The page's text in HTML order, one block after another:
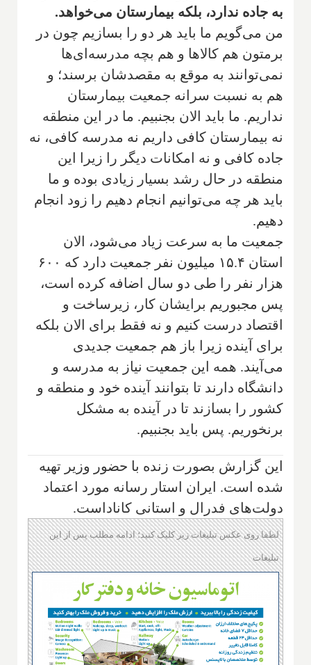
به جاده ندارد، بلکه بیمارستان می‌خواهد.
من می‌گویم ما باید هر دو را بسازیم چون در
برمتون هم کالاها و هم بچه مدرسه‌ای‌ها
نمی‌توانند به موقع به مقصدشان برسند؛ و
هم به نسبت سرانه جمعیت بیمارستان
نداریم. ما باید الان بجنبیم. ما در این منطقه
نه بیمارستان کافی داریم نه مدرسه کافی، نه
جاده کافی و نه امکانات دیگر را زیرا این
منطقه در حال رشد بسیار زیادی بوده و ما
باید هر چه می‌توانیم انجام دهیم را زود انجام
دهیم.
جمعیت ما به سرعت زیاد می‌شود، الان
استان ۱۵.۴ میلیون نفر جمعیت دارد که ۶۰۰
هزار نفر را طی دو سال اضافه کرده است،
پس مجبوریم برایشان کار، زیرساخت و
اقتصاد درست کنیم و نه فقط برای الان بلکه
برای آینده زیرا باز هم جمعیت جدیدی
می‌آیند. همه این جمعیت نیاز به مدرسه و
دانشگاه دارند تا بتوانند آینده خود و منطقه و
کشور را بسازند تا در آینده به مشکل
برنخوریم. پس باید بجنبیم.
این گزارش بصورت زنده با حضور وزیر تهیه
شده است. ایران استار رسانه مورد اعتماد
دولت‌های فدرال و استانی کاناداست.
لطفا روی عکس تبلیغات زیر کلیک کنید؛ ادامه مطلب پس از این
تبلیغات